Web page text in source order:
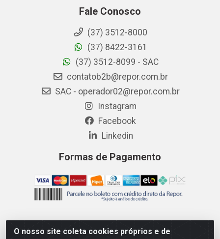
O nosso site coleta cookies próprios e de
Fale Conosco
(37) 3512-8000
(37) 8422-3161
(37) 3512-8099 - SAC
contatob2b@repor.com.br
SAC - operador02@repor.com.br
Instagram
Facebook
Linkedin
Formas de Pagamento